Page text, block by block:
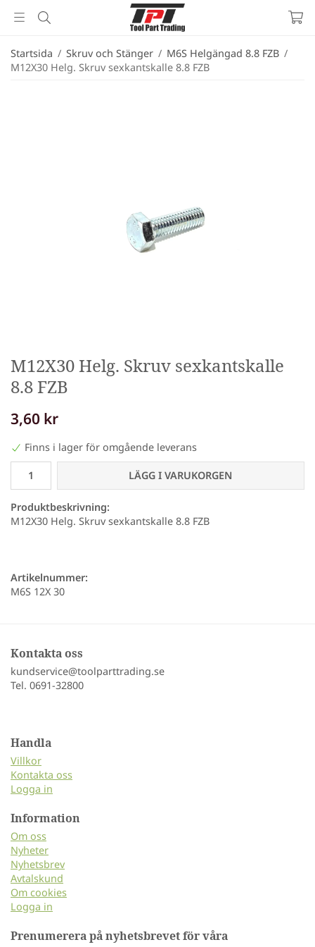
Startsida / Skruv och Stänger / M6S Helgängad 8.8 FZB /
M12X30 Helg. Skruv sexkantskalle 8.8 FZB
M12X30 Helg. Skruv sexkantskalle
8.8 FZB
3,60 kr
Finns i lager för omgående leverans
LÄGG I VARUKORGEN
Produktbeskrivning:
M12X30 Helg. Skruv sexkantskalle 8.8 FZB
Artikelnummer:
M6S 12X 30
Kontakta oss
kundservice@toolparttrading.se
Tel. 0691-32800
Handla
Villkor
Kontakta oss
Logga in
Information
Om oss
Nyheter
Nyhetsbrev
Avtalskund
Om cookies
Logga in
Prenumerera på nyhetsbrevet för våra